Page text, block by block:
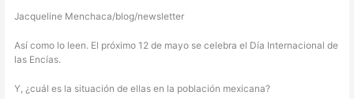
Jacqueline Menchaca/blog/newsletter
Así como lo leen. El próximo 12 de mayo se celebra el Día Internacional de
las Encías.
Y, ¿cuál es la situación de ellas en la población mexicana?